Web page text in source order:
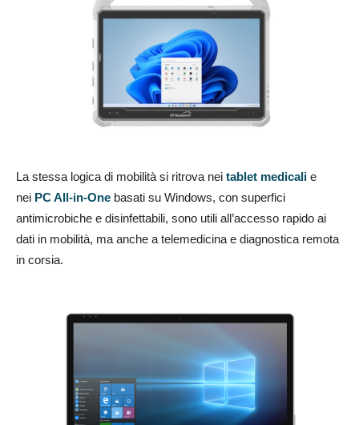
La stessa logica di mobilità si ritrova nei tablet medicali e
nei PC All-in-One basati su Windows, con superfici
antimicrobiche e disinfettabili, sono utili all’accesso rapido ai
dati in mobilità, ma anche a telemedicina e diagnostica remota
in corsia.